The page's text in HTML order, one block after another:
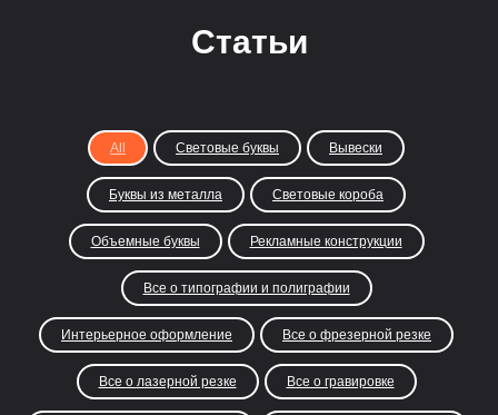
Статьи
All Световые буквы Вывески
Буквы из металла Световые короба
Объемные буквы Рекламные конструкции
Все о типографии и полиграфии
Интерьерное оформление Все о фрезерной резке
Все о лазерной резке Все о гравировке